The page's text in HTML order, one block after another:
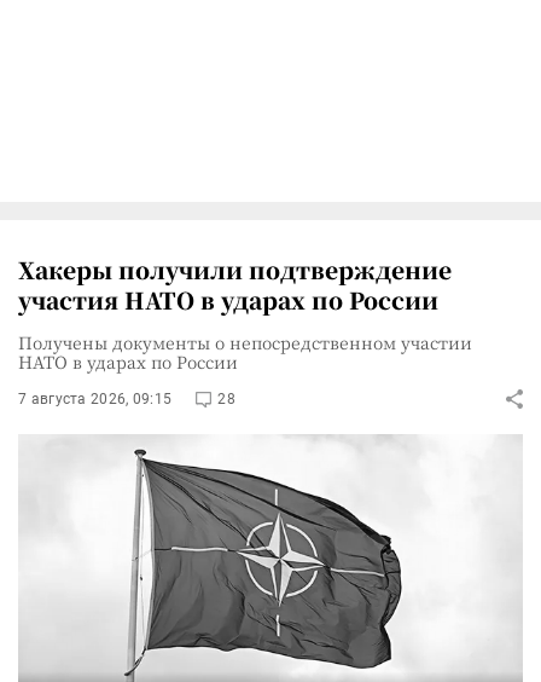
Хакеры получили подтверждение
участия НАТО в ударах по России
Получены документы о непосредственном участии
НАТО в ударах по России
7 августа 2026, 09:15 28